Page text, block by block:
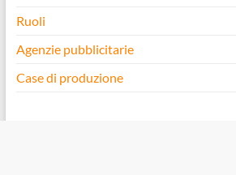
Ruoli
Agenzie pubblicitarie
Case di produzione